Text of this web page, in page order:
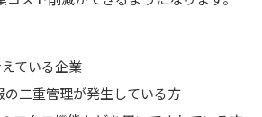
ている企業
の二重管理が発生している方